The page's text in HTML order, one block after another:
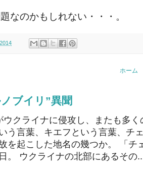
なのかもしれない・・・。
ホーム
ブイリ”異聞
ウクライナに侵攻し、またも多
う言葉、キエフという言葉、チ
を起こした地名の幾つか。 「チ
。 ウクライナの北部にあるその